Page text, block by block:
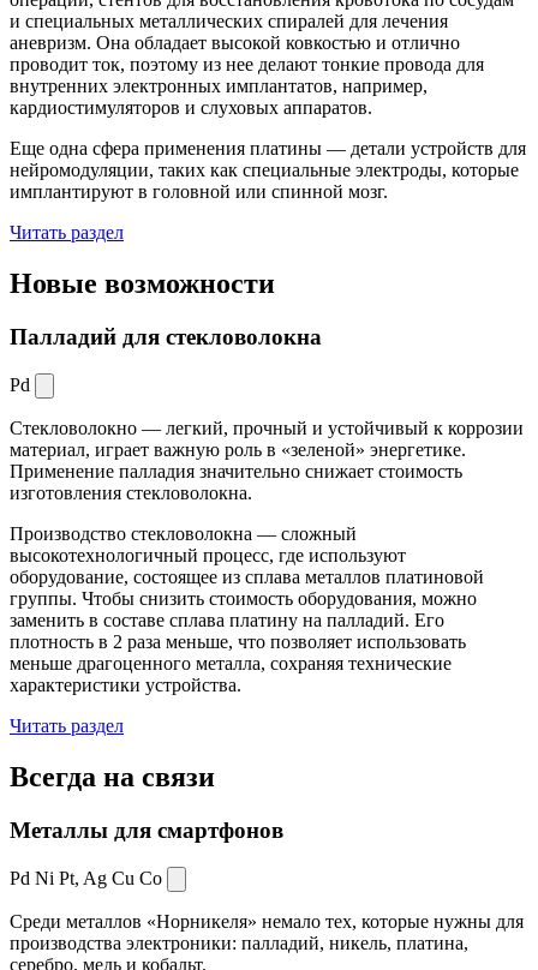
и специальных металлических спиралей для лечения
аневризм. Она обладает высокой ковкостью и отлично
проводит ток, поэтому из нее делают тонкие провода для
внутренних электронных имплантатов, например,
кардиостимуляторов и слуховых аппаратов.
Еще одна сфера применения платины — детали устройств для
нейромодуляции, таких как специальные электроды, которые
имплантируют в головной или спинной мозг.
Читать раздел
Новые возможности
Палладий для стекловолокна
Pd
Стекловолокно — легкий, прочный и устойчивый к коррозии
материал, играет важную роль в «зеленой» энергетике.
Применение палладия значительно снижает стоимость
изготовления стекловолокна.
Производство стекловолокна — сложный
высокотехнологичный процесс, где используют
оборудование, состоящее из сплава металлов платиновой
группы. Чтобы снизить стоимость оборудования, можно
заменить в составе сплава платину на палладий. Его
плотность в 2 раза меньше, что позволяет использовать
меньше драгоценного металла, сохраняя технические
характеристики устройства.
Читать раздел
Всегда на связи
Металлы для смартфонов
Pd Ni Pt, Ag Cu Co
Среди металлов «Норникеля» немало тех, которые нужны для
производства электроники: палладий, никель, платина,
серебро, медь и кобальт.